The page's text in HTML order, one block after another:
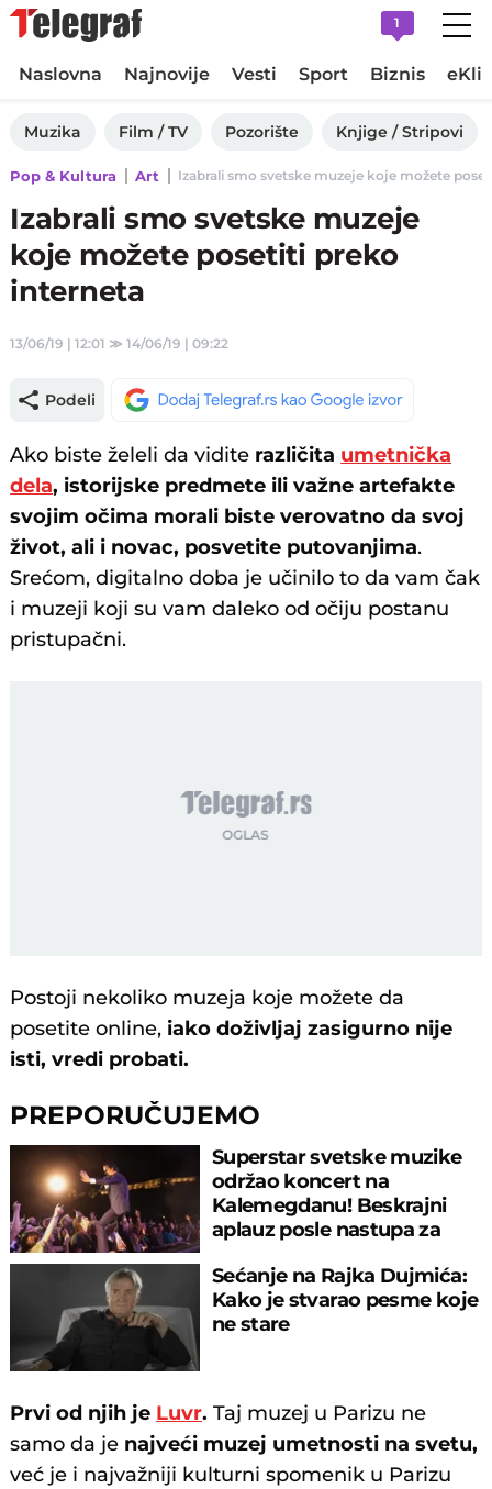
1
Naslovna Najnovije Vesti Sport Biznis
Muzika Film / TV Pozorište Knjige / Stripovi
Pop & Kultura Art Izabrali smo svetske muzeje koje možete
Izabrali smo svetske muzeje
koje možete posetiti preko
interneta
13/06/19 | 12:01 ≫14/06/19 | 09:22
Podeli
Ako biste želeli da vidite različita umetnička
dela, istorijske predmete ili važne artefakte
svojim očima morali biste verovatno da svoj
život, ali i novac, posvetite putovanjima.
Srećom, digitalno doba je učinilo to da vam čak
i muzeji koji su vam daleko od očiju postanu
pristupačni.
Postoji nekoliko muzeja koje možete da
posetite online, iako doživljaj zasigurno nije
isti, vredi probati.
PREPORUČUJEMO
Superstar svetske muzike
održao koncert na
Kalemegdanu! Beskrajni
aplauz posle nastupa za
Sećanje na Rajka Dujmića:
Kako je stvarao pesme koje
ne stare
Prvi od njih je Luvr. Taj muzej u Parizu ne
samo da je najveći muzej umetnosti na svetu,
već je i najvažniji kulturni spomenik u Parizu